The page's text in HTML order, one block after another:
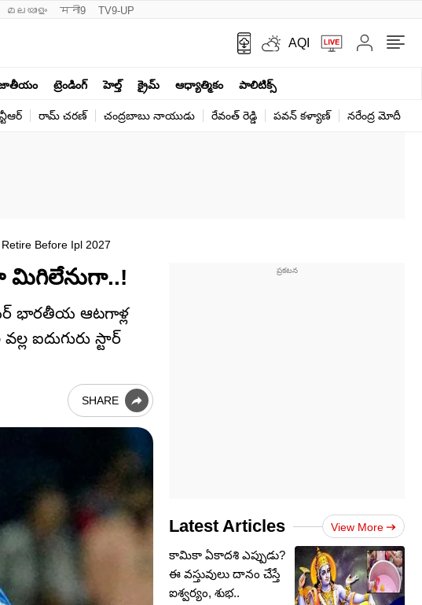
മലയാളം मनी9 TV9-UP
AQI
ట్రెండింగ్ హెల్త్‌ క్రైమ్ ఆధ్యాత్మికం పాలిటిక్స్‌
రామ్ చ‌ర‌ణ్‌ చంద్రబాబు నాయుడు రేవంత్ రెడ్డి పవన్ కళ్యాణ్ నరేంద్ర మోదీ
Before Ipl 2027
మిగిలేనుగా..!
భారతీయ ఆటగాళ్ల
ఐదుగురు స్టార్
SHARE
Latest Articles View More
కామికా ఏకాదశి ఎప్పుడు?
ఈ వస్తువులు దానం చేస్తే
ఐశ్వర్యం, శుభ..